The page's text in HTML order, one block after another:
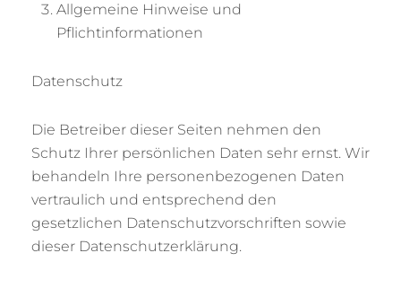
Allgemeine Hinweise und
Pflichtinformationen
Datenschutz
Die Betreiber dieser Seiten nehmen den
Schutz Ihrer persönlichen Daten sehr ernst. Wir
behandeln Ihre personenbezogenen Daten
vertraulich und entsprechend den
gesetzlichen Datenschutzvorschriften sowie
dieser Datenschutzerklärung.